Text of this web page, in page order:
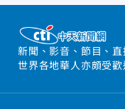
新聞、影音、節目、
世界各地華人亦頗受